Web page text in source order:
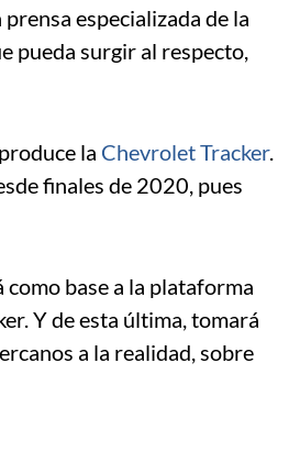
prensa especializada de la
pueda surgir al respecto,
la Chevrolet Tracker.
finales de 2020, pues
base a la plataforma
Y de esta última, tomará
a la realidad, sobre